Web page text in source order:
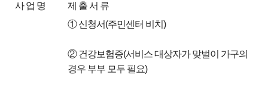
사 업 명 제 출 서 류
① 신청서(주민센터 비치)
② 건강보험증(서비스 대상자가 맞벌이 가구의
경우 부부 모두 필요)